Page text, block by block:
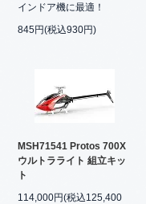
インドア機に最適！
845円(税込930円)
MSH71541 Protos 700X
ウルトラライト 組立キッ
ト
114,000円(税込125,400